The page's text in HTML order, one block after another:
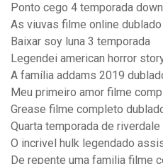
Ponto cego 4 temporada
As viuvas filme online dublado
Baixar soy luna 3 temporada
Legendei american horror
A família addams 2019
Meu primeiro amor filme
Grease filme completo
Quarta temporada de riverdale
O incrivel hulk legendado
De repente uma familia filme